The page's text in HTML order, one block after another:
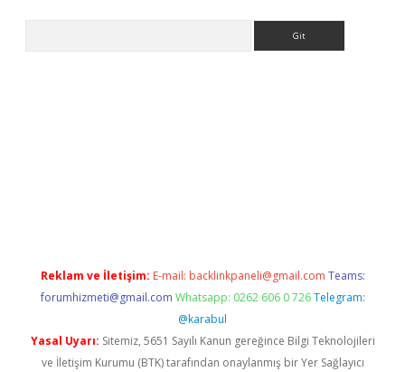
Reklam ve İletişim: E-mail: backlinkpaneli@gmail.com Teams:
forumhizmeti@gmail.com Whatsapp: 0262 606 0 726 Telegram:
@karabul
Yasal Uyarı: Sitemiz, 5651 Sayılı Kanun gereğince Bilgi Teknolojileri
ve İletişim Kurumu (BTK) tarafından onaylanmış bir Yer Sağlayıcı